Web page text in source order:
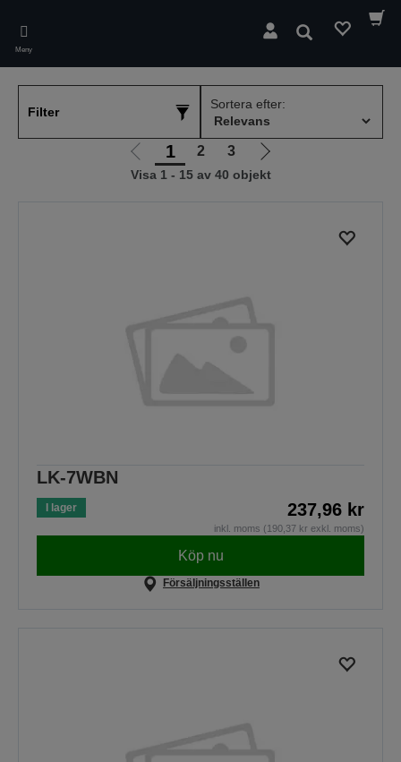
main
content
Meny
Sök
Filter
Sortera efter:
Gå
till
1 2 3
Gå
till
Visa 1 - 15 av 40 objekt
LK-7WBN
I lager 237,96 kr
inkl. moms (190,37 kr exkl. moms)
Köp nu
Försäljningsställen